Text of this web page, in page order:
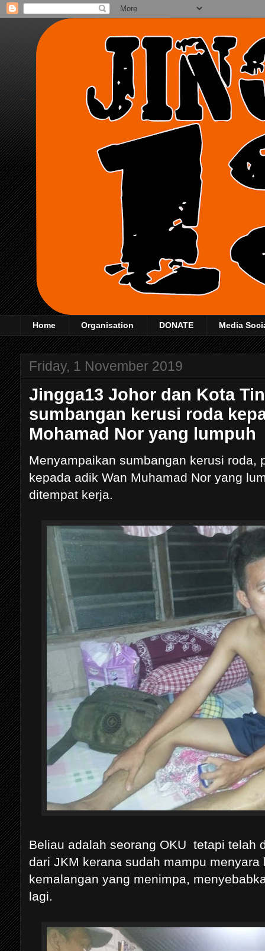
Home Organisation DONATE Media
Friday, 1 November 2019
Jingga13 Johor dan Kota
sumbangan kerusi roda
Mohamad Nor yang lumpuh
Menyampaikan sumbangan kerusi roda,
kepada adik Wan Muhamad Nor yang
ditempat kerja.
Beliau adalah seorang OKU tetapi telah
dari JKM kerana sudah mampu
kemalangan yang menimpa,
lagi.